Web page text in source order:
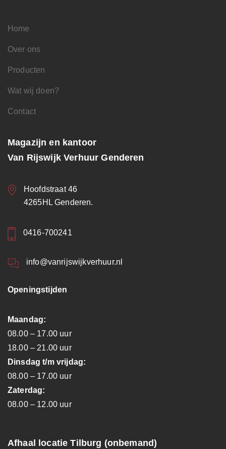
Home
Over ons
Producten
Wat wij doen?
Contact
Magazijn en kantoor
Van Rijswijk Verhuur Genderen
Hoofdstraat 46
4265HL Genderen.
0416-700241
info@vanrijswijkverhuur.nl
Openingstijden
Maandag:
08.00 – 17.00 uur
18.00 – 21.00 uur
Dinsdag t/m vrijdag:
08.00 – 17.00 uur
Zaterdag:
08.00 – 12.00 uur
Afhaal locatie Tilburg (onbemand)